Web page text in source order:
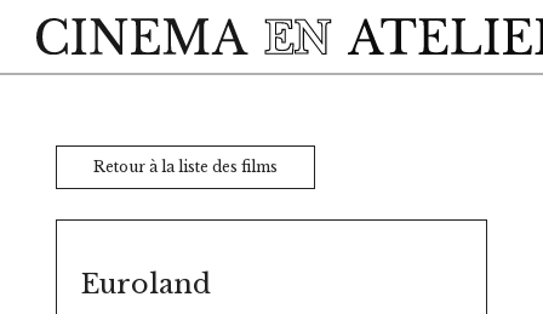
Retour à la liste des films
Euroland